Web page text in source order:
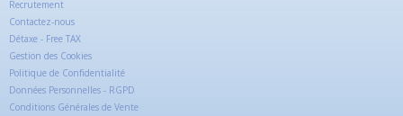
Recrutement
Contactez-nous
Détaxe - Free TAX
Gestion des Cookies
Politique de Confidentialité
Données Personnelles - RGPD
Conditions Générales de Vente